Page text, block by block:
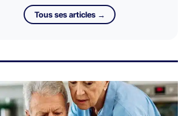
Tous ses articles →